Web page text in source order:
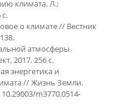
климата. Л.:
о климате // Вестник
атмосферы.
2017. 256 с.
энергетика и
// Жизнь Земли.
m3770.0514-